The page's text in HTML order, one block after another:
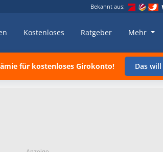
Bekannt aus:
Kostenloses Ratgeber Mehr
für kostenloses Girokonto! Das